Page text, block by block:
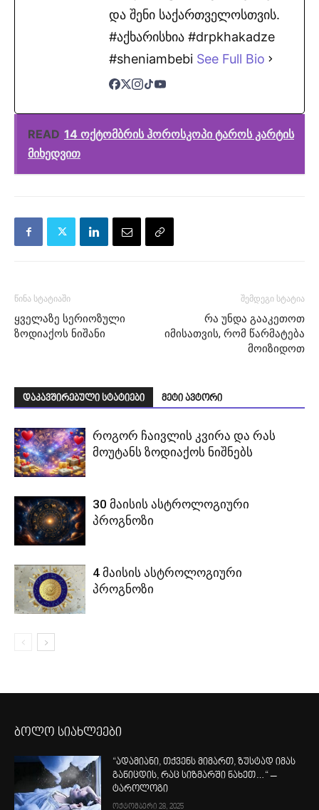
და შენი საქართველოსთვის.
#აქხარისხია #drpkhakadze
#sheniambebi See Full Bio
READ 14 ოქტომბრის ჰოროსკოპი ტაროს კარტის
მიხედვით
წინა სტატიაში
ყველაზე სერიოზული
ზოდიაქოს ნიშანი
შემდეგი სტატია
რა უნდა გააკეთოთ
იმისათვის, რომ წარმატება
მოიზიდოთ
დაკავშირებული სტატიები მეტი ავტორი
როგორ ჩაივლის კვირა და რას
მოუტანს ზოდიაქოს ნიშნებს
30 მაისის ასტროლოგიური
პროგნოზი
4 მაისის ასტროლოგიური
პროგნოზი
ბოლო სიახლეები
“ადამიანი, თქვენს მიმართ, ზუსტად იმას
განიცდის, რაც სიზმარში ნახეთ…“ –
ტაროლოგი
ოქტომბერი 28, 2025